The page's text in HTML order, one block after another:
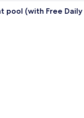
Et poolområde med
pool (with Free Daily